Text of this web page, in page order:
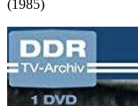
(1985)